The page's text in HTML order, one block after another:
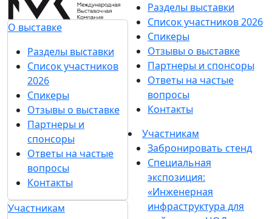
О выставке
Разделы выставки
Список участников
2026
Спикеры
Отзывы о выставке
Партнеры и
спонсоры
Ответы на частые
вопросы
Контакты
Участникам
Разделы выставки
Список участников 2026
Спикеры
Отзывы о выставке
Партнеры и спонсоры
Ответы на частые
вопросы
Контакты
Участникам
Забронировать стенд
Специальная
экспозиция:
«Инженерная
инфраструктура для